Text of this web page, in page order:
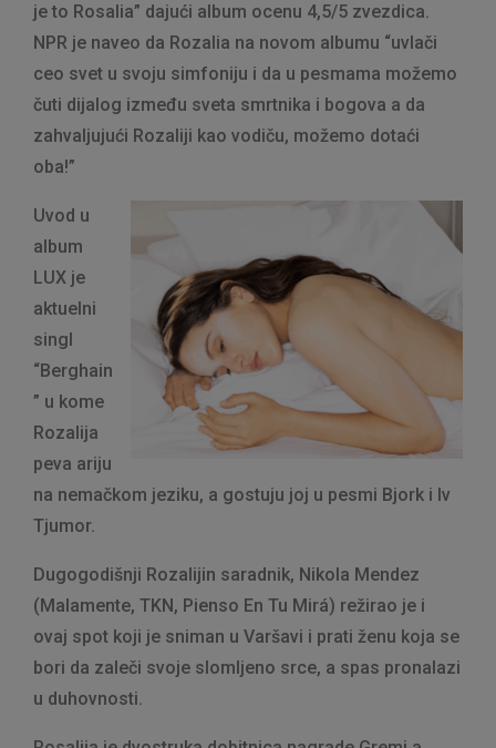
je to Rosalia” dajući album ocenu 4,5/5 zvezdica.
NPR je naveo da Rozalia na novom albumu “uvlači
ceo svet u svoju simfoniju i da u pesmama možemo
čuti dijalog između sveta smrtnika i bogova a da
zahvaljujući Rozaliji kao vodiču, možemo dotaći
oba!”
Uvod u
album
LUX je
aktuelni
singl
“Berghain
” u kome
Rozalija
peva ariju
na nemačkom jeziku, a gostuju joj u pesmi Bjork i Iv
Tjumor.
Dugogodišnji Rozalijin saradnik, Nikola Mendez
(Malamente, TKN, Pienso En Tu Mirá) režirao je i
ovaj spot koji je sniman u Varšavi i prati ženu koja se
bori da zaleči svoje slomljeno srce, a spas pronalazi
u duhovnosti.